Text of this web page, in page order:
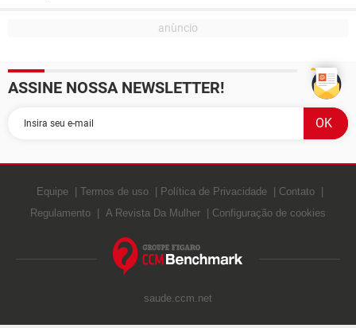
ASSINE NOSSA NEWSLETTER!
Equipe Termos de uso Política de Privacidade
Contato
Regulamento
A Revista Da Mulher Configuração de cookies
saude.ccm.net